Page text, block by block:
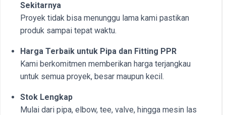
Sekitarnya
Proyek tidak bisa menunggu lama kami pastikan
produk sampai tepat waktu.
Harga Terbaik untuk Pipa dan Fitting PPR
Kami berkomitmen memberikan harga terjangkau
untuk semua proyek, besar maupun kecil.
Stok Lengkap
Mulai dari pipa, elbow, tee, valve, hingga mesin las